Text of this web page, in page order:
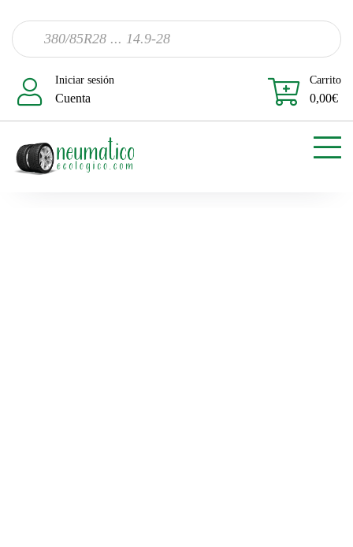
Iniciar sesión
Cuenta
Carrito
0,00€